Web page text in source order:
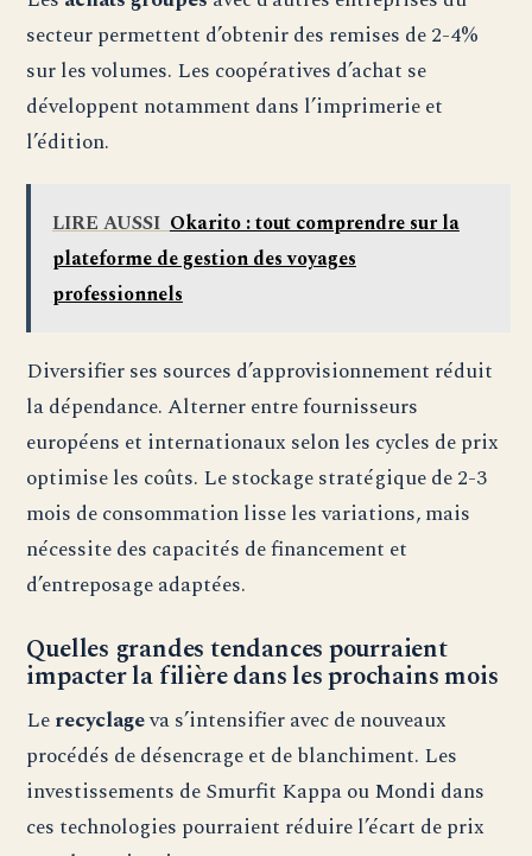
secteur permettent d’obtenir des remises de 2-4%
sur les volumes. Les coopératives d’achat se
développent notamment dans l’imprimerie et
l’édition.
LIRE AUSSI Okarito : tout comprendre sur la
plateforme de gestion des voyages
professionnels
Diversifier ses sources d’approvisionnement réduit
la dépendance. Alterner entre fournisseurs
européens et internationaux selon les cycles de prix
optimise les coûts. Le stockage stratégique de 2-3
mois de consommation lisse les variations, mais
nécessite des capacités de financement et
d’entreposage adaptées.
Quelles grandes tendances pourraient
impacter la filière dans les prochains mois
Lerecyclageva s’intensifier avec de nouveaux
procédés de désencrage et de blanchiment. Les
investissements de Smurfit Kappa ou Mondi dans
ces technologies pourraient réduire l’écart de prix